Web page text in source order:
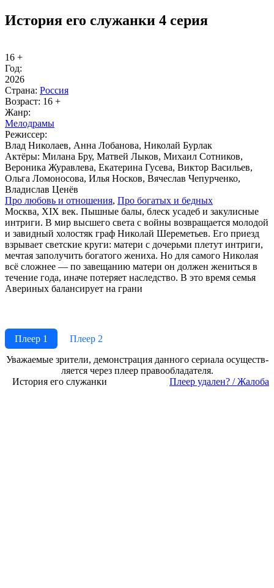
История его служанки 4 серия
16 +
Год:
2026
Стра­на: Рос­сия
Воз­раст: 16 +
Жанр:
Ме­ло­дра­мы
Ре­жис­сер:
Влад Николаев, Анна Лобанова, Николай Бурлак
Ак­тё­ры: Милана Бру, Матвей Лыков, Михаил Сотников,
Вероника Журавлева, Екатерина Гусева, Виктор Васильев,
Ольга Ломоносова, Илья Носков, Вячеслав Чепурченко,
Владислав Ценёв
Про лю­бовь и от­но­ше­ния, Про бо­га­тых и бед­ных
Москва, XIX век. Пышные балы, блеск усадеб и закулисные
интриги. В мир высшего света с войны возвращается молодой
и завидный холостяк граф Николай Шереметьев. Его приезд
взрывает светские круги: матери с дочерьми плетут интриги,
мечтая заполучить богатого жениха. Но для самого Николая
всё сложнее — по завещанию матери он должен жениться в
течение года, иначе потеряет наследство. В это время семья
Авериных балансирует на грани
Плеер 1
Плеер 2
Ува­жае­мые зри­те­ли, де­мон­ст­ра­ция дан­но­го се­риа­ла осу­ще­ст­в­
ля­ет­ся че­рез пле­ер пра­во­об­ла­да­те­ля.
История его служанки
Пле­ер уда­лен? / Жа­ло­ба